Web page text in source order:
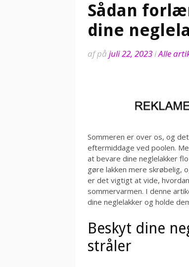
Sådan
dine
afpå juli 22, 2023iAlle
Sommeren er over os, og
eftermiddage ved poolen.
at bevare dine neglelakker
gøre lakken mere skrøbelig,
er det vigtigt at vide,
sommervarmen. I denne
dine neglelakker og holde
Beskyt dine
stråler